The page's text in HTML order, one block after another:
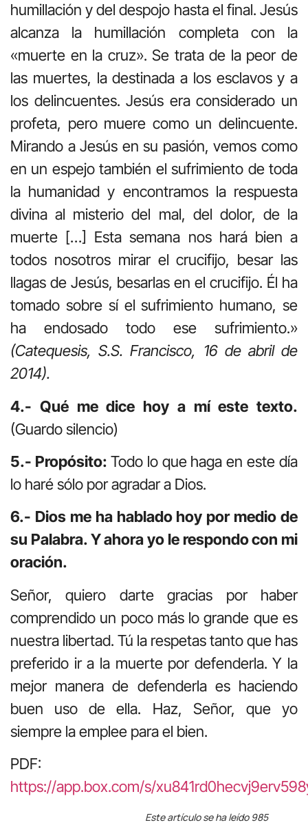
humillación y del despojo hasta el final. Jesús
alcanza la humillación completa con la
«muerte en la cruz». Se trata de la peor de
las muertes, la destinada a los esclavos y a
los delincuentes. Jesús era considerado un
profeta, pero muere como un delincuente.
Mirando a Jesús en su pasión, vemos como
en un espejo también el sufrimiento de toda
la humanidad y encontramos la respuesta
divina al misterio del mal, del dolor, de la
muerte […] Esta semana nos hará bien a
todos nosotros mirar el crucifijo, besar las
llagas de Jesús, besarlas en el crucifijo. Él ha
tomado sobre sí el sufrimiento humano, se
ha endosado todo ese sufrimiento.»
(Catequesis, S.S. Francisco, 16 de abril de
2014).
4.- Qué me dice hoy a mí este texto.
(Guardo silencio)
5.- Propósito: Todo lo que haga en este día
lo haré sólo por agradar a Dios.
6.- Dios me ha hablado hoy por medio de
su Palabra. Y ahora yo le respondo con mi
oración.
Señor, quiero darte gracias por haber
comprendido un poco más lo grande que es
nuestra libertad. Tú la respetas tanto que has
preferido ir a la muerte por defenderla. Y la
mejor manera de defenderla es haciendo
buen uso de ella. Haz, Señor, que yo
siempre la emplee para el bien.
PDF:
https://app.box.com/s/
Este artículo se ha leído 985